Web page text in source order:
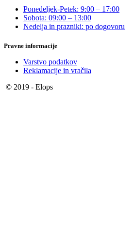
Ponedeljek-Petek: 9:00 – 17:00
Sobota: 09:00 – 13:00
Nedelja in prazniki: po dogovoru
Pravne informacije
Varstvo podatkov
Reklamacije in vračila
© 2019 - Elops